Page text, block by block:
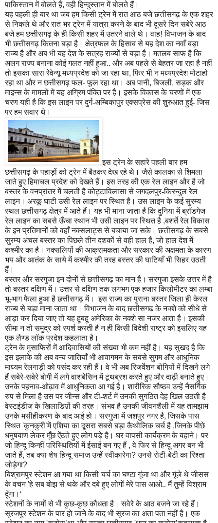
पाकिस्तान में बोलते हैं, वही हिन्दुस्तान में बोलते हैं।
यह पहली ही बार था जब हम किसी ट्रेन में रात आठ बजे छत्तीसगढ़ के एक शहर
से निकले थे और रात भर ट्रेन में यात्रा करने के बाद भी दूसरे दिन सबेरे आठ
बजे हम छत्तीसगढ़ के ही किसी शहर में उतरने वाले थे। वाह! विभाजन के बाद
भी छत्तीसगढ़ कितना बड़ा है। क्षेत्रफल के हिसाब से यह देश का नवाँ बड़ा
राज्य है और अब भी यह देश के सत्रह राज्यों से बड़ा है। मतलब साफ है कि
अलग राज्य बनाना कोई गलत नहीं हुआ.. और अब पहले से बेहतर जा रहा है नहीं
तो इसका सारारेवेन्यू मध्यप्रदेश को जा रहा था,फिर भी न मध्यप्रदेश मोटाहो
रहा था और न छत्तीसगढ़ फल-फूल रहा था। अब पानी,बिजली,सड़क और
माइन्स के मामलों में यह अग्रिम पंक्ति पर है। इसके विकास के चरणों में एक
चरण यही है कि इस लाइन पर दुर्ग-अम्बिकापुर एक्सप्रेस की शुरुआत हुई- जिस
पर हम सवार थे।
इस ट्रेन के सहारे पहली बार हम
छत्तीसगढ़ के पहाड़ों को ट्रेन में बैठकर देख रहे थे। जैसे कालका से शिमला
जाते हुए हिमाचल प्रदेश को देखते हैं। इस तरह की एक रेल लाइन और है जो
बस्तर के वनप्रांतर में चलती है कोट्टाविलासा से जगदलपुर-किरन्दुल रेल
लाइन। अरकू घाटी उसी रेल लाइन पर स्थित है। उस लाइन के कई सुरम्य
स्थल छत्तीसगढ़ क्षेत्र में आते हैं। यह भी माना जाता है कि दुनिया में ब्रॉडगेज
रेल लाइन का सबसे ऊँचा स्थान भी उसी लाइन पर स्थित है ,बशर्ते रेल विकास
के इन प्रतिमानों को वहाँ नक्सलाट्स से बचाया जा सके। छत्तीसगढ़ के सबसे
सुरम्य अंचल बस्तर का पिछले तीन दशकों से वही हाल है, जो हाल देश में
कश्मीर का है। नक्सलियों की आक्रामकता और सरकार की अक्षमता के कारण
भय और आतंक के साये में कश्मीर की तरह बस्तर की घाटियाँ भी सिहर उठती
हैं।
बस्तर और सरगुजा इन दोनों से छत्तीसगढ़ का मान है। सरगुजा इसके उत्तर में है
तो बस्तर दक्षिण में। उत्तर से दक्षिण तक लगभग एक हजार किलोमीटर का लम्बा
भू-भाग फैला हुआ है छत्तीसगढ़ में। इस राज्य का पुराना बस्तर जिला ही केरल
राज्य से बड़ा माना जाता था। विभाजन के बाद छत्तीसगढ़ के नक्शेको सीधे से
आड़ा कर दिया जाएतो यह हूबहू अमेरिका के नक्शे सा नजर आता है। इसकी
सीमा न तो समुद्र को स्पर्श करती है न ही किसी विदेशी राष्ट्र को इसलिए यह
एक लैण्ड लॉक प्रदेश कहलाता है।
ट्रेन के मुसाफिरों में आदिवासियों की संख्या भी कम नहीं है। यह सुखद है कि
इस इलाके की अब वन्य जातियाँ भी आवागमन के सबसे सुगम और आधुनिक
माध्यम रेलगाड़ी को पसंद कर रही हैं। वे भी अब रिजर्वेशन बोगियों में दिखने लगे
हैं सबेरे-सबेरे बोगी में लगे वाशबेसिन में टूथब्रश करते हुए और दाढ़ी बनाते हुए।
उनके पहनाव-ओढ़ाव में आधुनिकता आ गई है। शारीरिक सौष्ठव उन्हें नैसर्गिक
रुप से मिला है उस पर जीन्स और टी-शर्ट में उनकी सुगठित देह खिल उठती है
वेस्टइंडीज के खिलाडिय़ों की तरह। संभव है उनकी जीवनशैली में यह तामझाम
उनके मसीहीकरण के बाद आई हो। सरगुजा में जशपुर नगर है, जिसके पास
स्थित'कुनकुरी’में एशिया का दूसरा सबसे बड़ा कैथोलिक चर्च है ,जिनके पीछे
धनुषबाण लेकर मूँछ ऐंठते हुए लोग पड़े है। घर वापसी कार्यक्रम के बहाने। पर
जो हिन्दू किन्हीं परिस्थितियों में ईसाई बन गए हैं ,वे फिर से हिन्दू अगर बन भी
जाते हैं, तब क्या शेष हिन्दू समाज उन्हें स्वीकारेगा?उनसे रोटी-बेटी का रिश्ता
जोड़ेगा?
बिश्रामपुर स्टेशन आ गया था किसी चर्च का घण्टा गूंजा था और गूंजे थे जीसस
के वचन'हे सब बोझ से थके और दबे हुए लोगों मेरे पास आओ.. मैं तुम्हें विश्राम
दूँगा। ‘
स्टेशनों के नामों से भी कुछ-कुछ कौधता है। सवेरे के आठ बजने जा रहे हैं।
सूरजपुर स्टेशन के पार हो जाने के बाद भी सूरज का अता पता नहीं है। एक